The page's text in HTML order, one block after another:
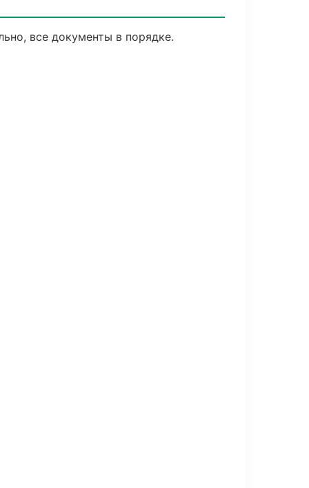
все документы в порядке.